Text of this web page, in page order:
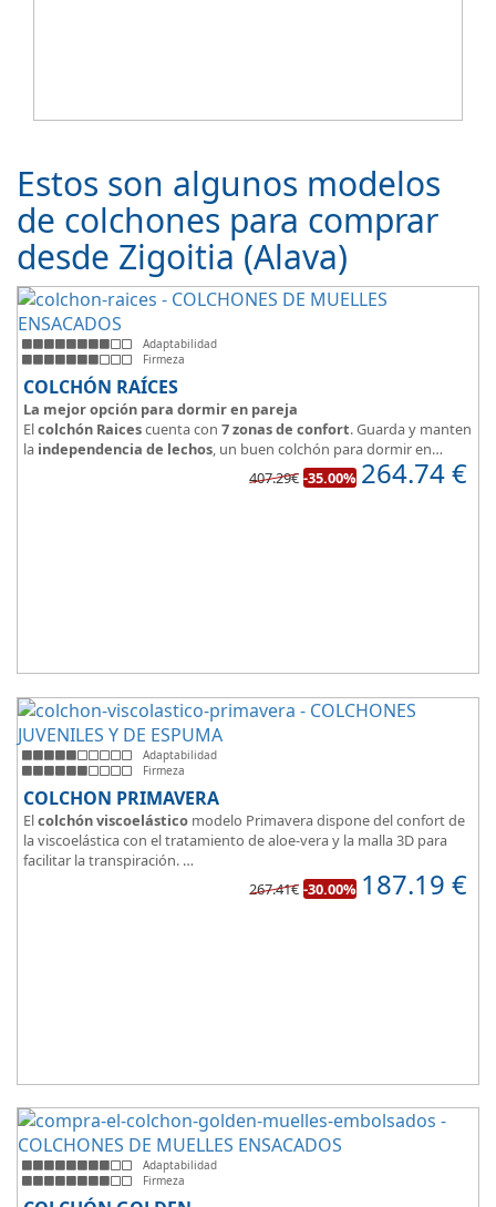
Estos son algunos modelos
de colchones para comprar
desde Zigoitia (Alava)
Adaptabilidad
Firmeza
COLCHÓN RAÍCES
La mejor opción para dormir en pareja
Elcolchón Raicescuenta con 7 zonas de confort. Guarda y manten
la independencia de lechos, un buen colchón para dormir en
Las personas calurosas agradecerán su tejido 3D y la gran
407.29€ -35.00% 264.74€
Adaptabilidad
Firmeza
COLCHON PRIMAVERA
Elcolchón viscoelástico modelo Primavera dispone del confort de
la viscoelástica con el tratamiento de aloe-vera y la malla 3D para
facilitar la transpiración.
Según medida del colchón estamos hablando tanto de un colchón
267.41€ -30.00% 187.19 €
Adaptabilidad
Firmeza